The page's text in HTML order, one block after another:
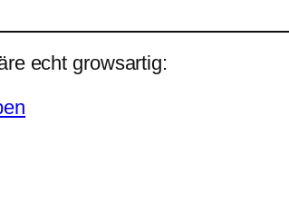
echt growsartig: